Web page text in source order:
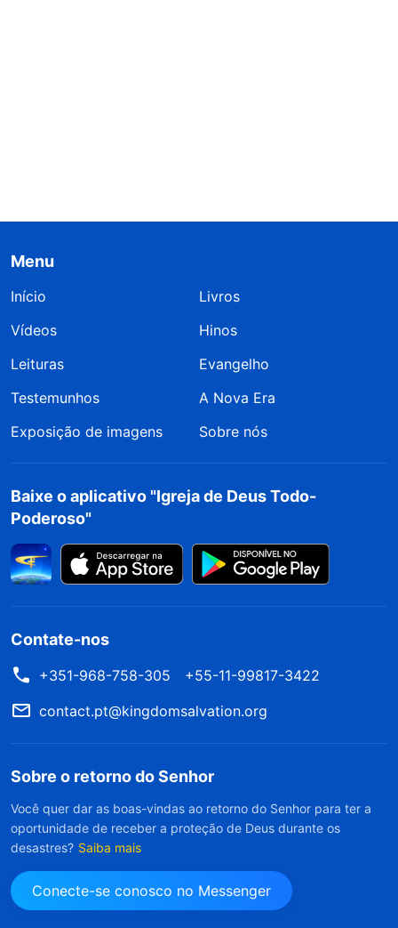
Menu
Início
Livros
Vídeos
Hinos
Leituras
Evangelho
Testemunhos
A Nova Era
Exposição de imagens
Sobre nós
Baixe o aplicativo "Igreja de Deus Todo-
Poderoso"
Contate-nos
+351-968-758-305
+55-11-99817-3422
contact.pt@kingdomsalvation.org
Sobre o retorno do Senhor
Você quer dar as boas-vindas ao retorno do Senhor para ter a
oportunidade de receber a proteção de Deus durante os
desastres? Saiba mais
Conecte-se conosco no Messenger